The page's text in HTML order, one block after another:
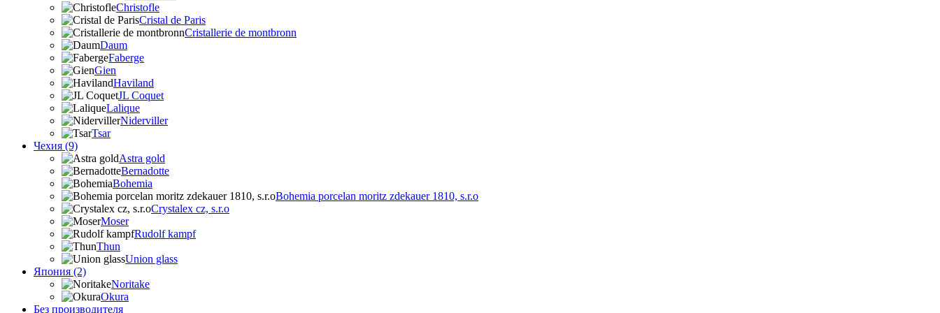
Christofle
Cristal de Paris
Cristallerie de montbronn
Daum
Faberge
Gien
Haviland
JL Coquet
Lalique
Niderviller
Tsar
Чехия (9)
Astra gold
Bernadotte
Bohemia
Bohemia porcelan moritz zdekauer 1810, s.r.o
Crystalex cz, s.r.o
Moser
Rudolf kampf
Thun
Union glass
Япония (2)
Noritake
Okura
Без производителя